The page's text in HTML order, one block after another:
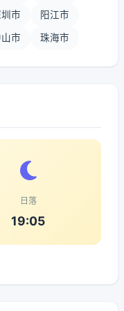
市 阳江市
市 珠海市
日落
19:05